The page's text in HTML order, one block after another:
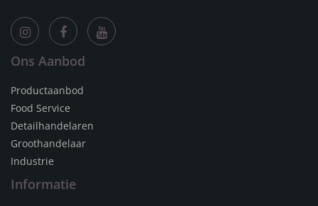
Ons Aanbod
Productaanbod
Food Service
Detailhandelaren
Groothandelaar
Industrie
Informatie